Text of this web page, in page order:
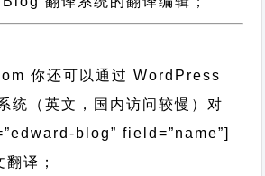
你还可以通过WordPress
统（英文，国内访问较慢）对
blog” field=”name”]
翻译；